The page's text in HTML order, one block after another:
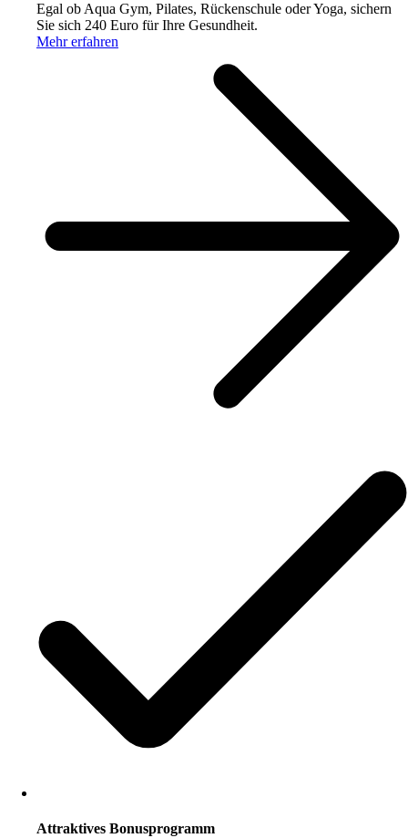
Egal ob Aqua Gym, Pilates, Rückenschule oder Yoga, sichern
Sie sich 240 Euro für Ihre Gesundheit.
Mehr erfahren
Attraktives Bonusprogramm